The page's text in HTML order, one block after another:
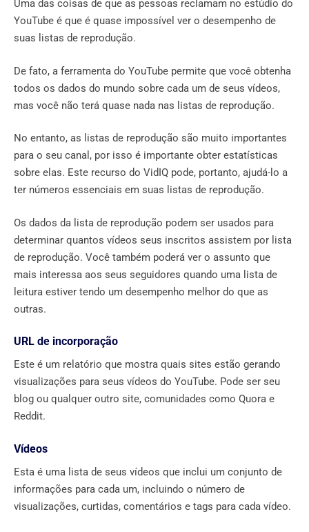
Uma das coisas de que as pessoas reclamam no estúdio do
YouTube é que é quase impossível ver o desempenho de
suas listas de reprodução.
De fato, a ferramenta do YouTube permite que você obtenha
todos os dados do mundo sobre cada um de seus vídeos,
mas você não terá quase nada nas listas de reprodução.
No entanto, as listas de reprodução são muito importantes
para o seu canal, por isso é importante obter estatísticas
sobre elas. Este recurso do VidIQ pode, portanto, ajudá-lo a
ter números essenciais em suas listas de reprodução.
Os dados da lista de reprodução podem ser usados ​​para
determinar quantos vídeos seus inscritos assistem por lista
de reprodução. Você também poderá ver o assunto que
mais interessa aos seus seguidores quando uma lista de
leitura estiver tendo um desempenho melhor do que as
outras.
URL de incorporação
Este é um relatório que mostra quais sites estão gerando
visualizações para seus vídeos do YouTube. Pode ser seu
blog ou qualquer outro site, comunidades como Quora e
Reddit.
Vídeos
Esta é uma lista de seus vídeos que inclui um conjunto de
informações para cada um, incluindo o número de
visualizações, curtidas, comentários e tags para cada vídeo.